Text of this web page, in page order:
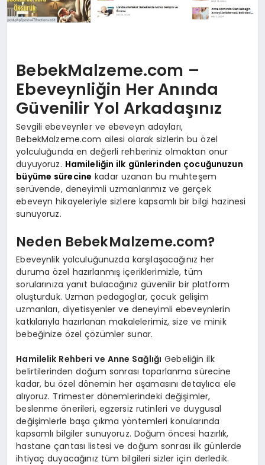
BebekMalzeme.com –
Ebeveynliğin Her Anında
Güvenilir Yol Arkadaşınız
Sevgili ebeveynler ve ebeveyn adayları,
BebekMalzeme.com ailesi olarak sizlerin bu özel
yolculuğunda en değerli rehberiniz olmaktan onur
duyuyoruz. Hamileliğin ilk günlerinden çocuğunuzun
büyüme sürecine kadar uzanan bu muhteşem
serüvende, deneyimli uzmanlarımız ve gerçek
ebeveyn hikayeleriyle sizlere kapsamlı bir bilgi hazinesi
sunuyoruz.
Neden BebekMalzeme.com?
Ebeveynlik yolculuğunuzda karşılaşacağınız her
duruma özel hazırlanmış içeriklerimizle, tüm
sorularınıza yanıt bulacağınız güvenilir bir platform
oluşturduk. Uzman pedagoglar, çocuk gelişim
uzmanları, diyetisyenler ve deneyimli ebeveynlerin
katkılarıyla hazırlanan makalelerimiz, size ve minik
bebeğinize özel çözümler sunar.
Hamilelik Rehberi ve Anne Sağlığı Gebeliğin ilk
belirtilerinden doğum sonrası toparlanma sürecine
kadar, bu özel dönemin her aşamasını detaylıca ele
alıyoruz. Trimester dönemlerindeki değişimler,
beslenme önerileri, egzersiz rutinleri ve duygusal
değişimlerle başa çıkma yöntemleri konularında
kapsamlı bilgiler sunuyoruz. Doğum öncesi hazırlık,
hastane çantası listesi ve doğum sonrası ilk günlerde
ihtiyaç duyacağınız tüm bilgileri sizler için derledik.